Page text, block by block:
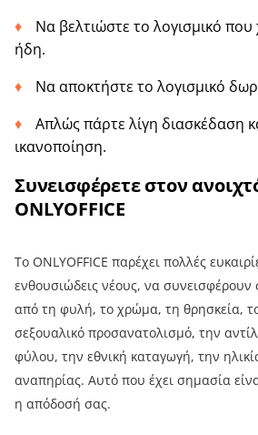
Να βελτιώστε το λογισμικό που
ήδη.
Να αποκτήστε το λογισμικό
Απλώς πάρτε λίγη διασκέδαση
ικανοποίηση.
Συνεισφέρετε στον
ONLYOFFICE
Το ONLYOFFICE παρέχει πολλές
ενθουσιώδεις νέους, να συνεισφέρουν
από τη φυλή, το χρώμα, τη θρησκεία,
σεξουαλικό προσανατολισμό, την
φύλου, την εθνική καταγωγή, την
αναπηρίας. Αυτό που έχει σημασία
η απόδοσή σας.